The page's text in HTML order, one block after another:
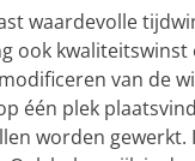
waardevolle
ook
van de
één plek
worden gewerkt.